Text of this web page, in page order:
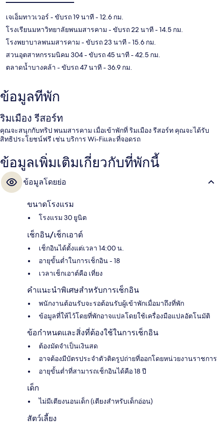
เจเอ็มทาวเวอร์ - ขับรถ 19 นาที- 12.6 กม.
โรงเรียนมหาวิทยาลัยพนมสารคาม - ขับรถ 22 นาที- 14.5 กม.
โรงพยาบาลพนมสารคาม - ขับรถ 23 นาที- 15.6 กม.
สวนอุตสาหกรรมนิคม 304- ขับรถ 45 นาที- 42.5 กม.
ตลาดน้ำบางคล้า - ขับรถ 47 นาที- 36.9 กม.
ข้อมูลที่พัก
ริมเมือง รีสอร์ท
คุณจะสนุกกับทริป พนมสารคาม เมื่อเข้าพักที่ ริมเมือง รีสอร์ท คุณจะได้รับ
สิทธิประโยชน์ฟรี เช่น บริการ Wi-Fiและที่จอดรถ
ข้อมูลเพิ่มเติมเกี่ยวกับที่พักนี้
ข้อมูลโดยย่อ
ขนาดโรงแรม
โรงแรม 30 ยูนิต
เช็กอิน/เช็กเอาต์
เช็กอินได้ตั้งแต่เวลา 14:00 น.
อายุขั้นต่ำในการเช็กอิน - 18
เวลาเช็กเอาต์คือ เที่ยง
คำแนะนำพิเศษสำหรับการเช็กอิน
พนักงานต้อนรับจะรอต้อนรับผู้เข้าพักเมื่อมาถึงที่พัก
ข้อมูลที่ให้ไว้โดยที่พักอาจแปลโดยใช้เครื่องมือแปลอัตโนมัติ
ข้อกำหนดและสิ่งที่ต้องใช้ในการเช็กอิน
ต้องมัดจำเป็นเงินสด
อาจต้องมีบัตรประจำตัวติดรูปถ่ายที่ออกโดยหน่วยงานราชการ
อายุขั้นต่ำที่สามารถเช็กอินได้คือ 18 ปี
เด็ก
ไม่มีเตียงนอนเด็ก (เตียงสำหรับเด็กอ่อน)
สัตว์เลี้ยง